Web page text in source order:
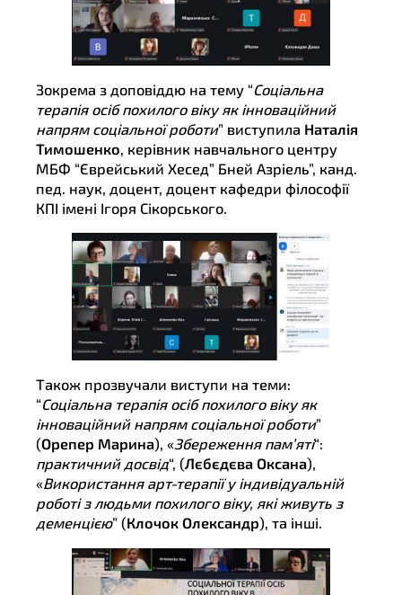
Зокрема з доповіддю на тему “Соціальна
терапія осіб похилого віку як інноваційний
напрям соціальної роботи” виступила Наталія
Тимошенко, керівник навчального центру
МБФ “Єврейський Хесед” Бней Азріель”, канд.
пед. наук, доцент, доцент кафедри філософії
КПІ імені Ігоря Сікорського.
Також прозвучали виступи на теми:
“Соціальна терапія осіб похилого віку як
інноваційний напрям соціальної роботи”
(Орепер Марина), «Збереження пам’яті“:
практичний досвід“, (Лєбєдєва Оксана),
«Використання арт-терапії у індивідуальній
роботі з людьми похилого віку, які живуть з
деменцією” (Клочок Олександр), та інші.